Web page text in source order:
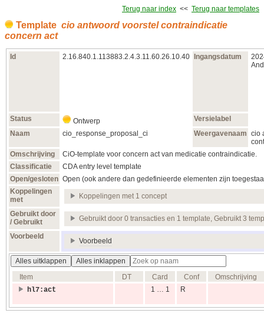
Terug naar index << Terug naar templates
Template cio antwoord voorstel contraindicatie
concern act
Id 2.16.840.1.113883.2.4.3.11.60.26.10.40 Ingangsdatum
Status Ontwerp
Versielabel
Naam
cio_response_proposal_ci Weergavenaam cio
Omschrijving
CiO-template voor concern act van medicatie contraindicatie.
Classificatie
CDA entry level template
Open/gesloten Open (ook andere dan gedefinieerde elementen zijn
Koppelingen
met
Koppelingen met 1 concept
Gebruikt door
/ Gebruikt
Gebruikt door 0 transacties en 1 template, Gebruikt 3
Voorbeeld
Voorbeeld
Alles uitklappen
Alles inklappen
Item
DT Card Conf
Omschrijving
hl7:act
1 … 1 R